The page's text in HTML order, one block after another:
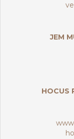
JEM
HOCUS